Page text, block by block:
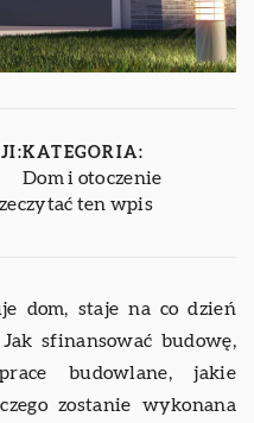
KATEGORIA:
Dom i otoczenie
ten wpis
dom, staje na co dzień
sfinansować budowę,
budowlane, jakie
zostanie wykonana